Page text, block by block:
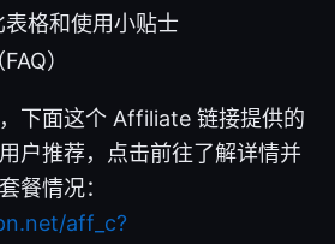
格和使用小贴士
）
下面这个 Affiliate 链接提供的
户推荐，点击前往了解详情并
餐情况：
aff_c?